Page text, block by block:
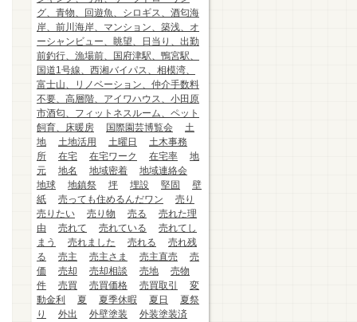
グ、青物、回遊魚、シロギス、酒匂海
岸、前川海岸、マンション、築浅、オ
ーシャンビュー、眺望、日当り、出勤
前釣行、漁場前、国府津駅、鴨宮駅、
国道1号線、西湘バイパス、相模湾、
富士山、リノベーション、仲介手数料
不要、高層階、アイワハウス、小田原
市酒匂、フィットネスルーム、ペット
飼育、床暖房
国際園芸博覧会
土
地
土地活用 土曜日
土木事務
所
在宅 在宅ワーク 在宅率
地
元
地名 地域密着
地域連絡会
地球
地鎮祭 坪 埋設 堅固
壁
紙
売っても住めるんだワン
売り
売りたい
売り物 売る
売れた理
由
売れて 売れている
売れてし
まう
売れました 売れる
売れ残
る
売主 売主さま 売主直売
売
価
売却 売却相談 売地
売物
件
売買 売買価格 売買取引
変
動金利
夏 夏季休暇 夏日
夏祭
り
外出 外壁塗装
外装塗装済